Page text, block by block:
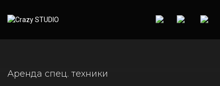
Аренда спец. техники